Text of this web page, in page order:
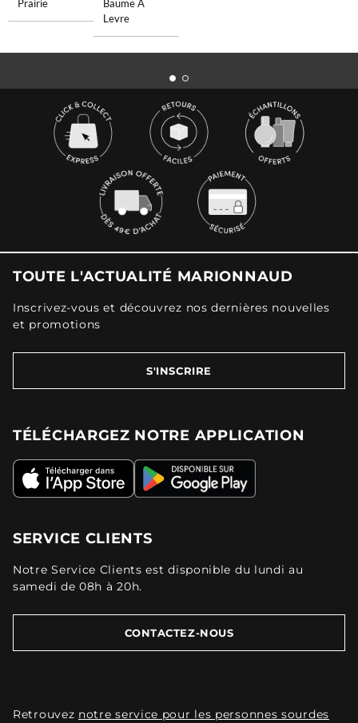
Prairie
Baume A
Levre
TOUTE L'ACTUALITÉ MARIONNAUD
Inscrivez-vous et découvrez nos dernières nouvelles
et promotions
S'INSCRIRE
TÉLÉCHARGEZ NOTRE APPLICATION
SERVICE CLIENTS
Notre Service Clients est disponible du lundi au
samedi de 08h à 20h.
CONTACTEZ-NOUS
Retrouvez notre service pour les personnes sourdes